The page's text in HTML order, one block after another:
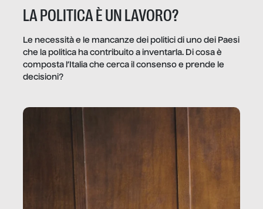
LA POLITICA È UN LAVORO?
Le necessità e le mancanze dei politici di uno dei Paesi
che la politica ha contribuito a inventarla. Di cosa è
composta l’Italia che cerca il consenso e prende le
decisioni?